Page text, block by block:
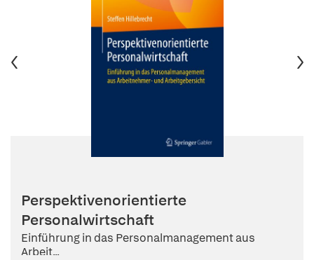
Perspektivenorientierte
Personalwirtschaft
Einführung in das Personalmanagement aus
Arbeit...